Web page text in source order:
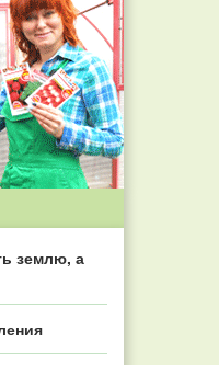
землю, а